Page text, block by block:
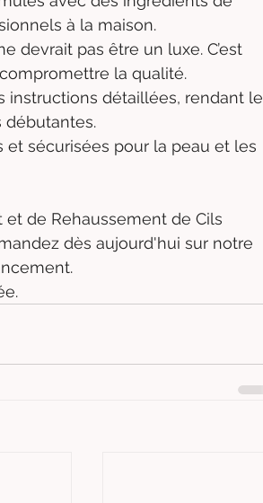
à la maison.
devrait pas être un luxe. C’est
la qualité.
instructions détaillées, rendant le
débutantes.
et sécurisées pour la peau et les
de Rehaussement de Cils
dès aujourd'hui sur notre